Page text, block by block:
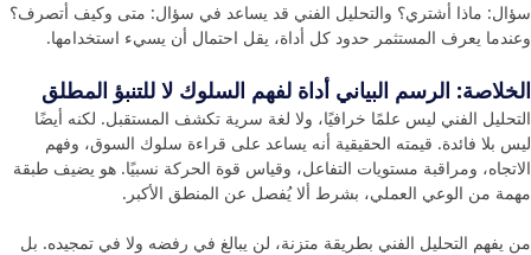
سؤال: ماذا أشتري؟ والتحليل الفني قد يساعد في سؤال: متى وكيف أتصرف؟
وعندما يعرف المستثمر حدود كل أداة، يقل احتمال أن يسيء استخدامها.
الخلاصة: الرسم البياني أداة لفهم السلوك لا للتنبؤ المطلق
التحليل الفني ليس علمًا خرافيًا، ولا لغة سرية تكشف المستقبل. لكنه أيضًا
ليس بلا فائدة. قيمته الحقيقية أنه يساعد على قراءة سلوك السوق، وفهم
الاتجاه، ومراقبة مستويات التفاعل، وقياس قوة الحركة نسبيًا. هو يضيف طبقة
مهمة من الوعي العملي، بشرط ألا يُفصل عن المنطق الأكبر.
من يفهم التحليل الفني بطريقة متزنة، لن يبالغ في رفضه ولا في تمجيده. بل